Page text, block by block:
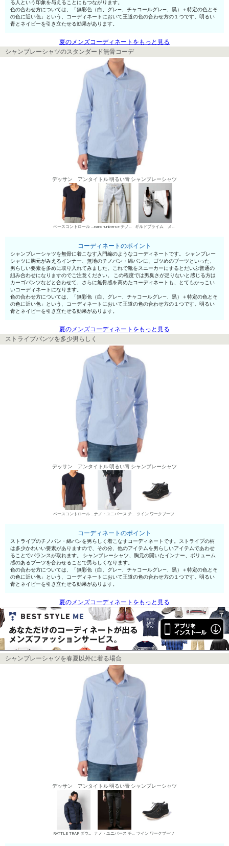
る人という印象を与えることにもつながります。
色の合わせ方については、「無彩色（白、グレ—、チャコールグレ—、黒）＋特定の色とそ
の色に近い色」という、コーディネートにおいて王道の色の合わせ方の１つです。明るい
青とネイビーを引き立たせる効果があります。
夏のメンズコーディネートをもっと見る
シャンブレーシャツのスタンダード無骨コーデ
デッサン アンタイトル 明るい青 シャンブレーシャツ
ベースコントロール UネックTシャツ nano･universe チノパン・綿パン ギルドプライム メンズ ワークブーツ
コーディネートのポイント
シャンブレーシャツを無骨に着こなす入門編のようなコーディネートです。 シャンブレー
シャツに胸元がみえるインナー、無地のチノパン・綿パンに、ゴツめのブーツといった、
男らしい要素を多めに取り入れてみました。これで靴をスニーカーにするとだいぶ普通の
組み合わせになりますのでご注意ください。 この程度では男臭さが足りないと感じる方は
カーゴパンツなどと合わせて、さらに無骨感を高めたコーディネートも、とてもかっこい
いコーディネートになります。
色の合わせ方については、「無彩色（白、グレ—、チャコールグレ—、黒）＋特定の色とそ
の色に近い色」という、コーディネートにおいて王道の色の合わせ方の１つです。明るい
青とネイビーを引き立たせる効果があります。
夏のメンズコーディネートをもっと見る
ストライプパンツを多少男らしく
デッサン アンタイトル 明るい青 シャンブレーシャツ
ベースコントロール VネックTシャツ ナノ・ユニバース チノパン・綿パン ツイン ワークブーツ
コーディネートのポイント
ストライプのチノパン・綿パンを男らしく着こなすコーディネートです。ストライプの柄
は多少かわいい要素がありますので、その分、他のアイテムを男らしいアイテムであわせ
ることでバランスが取れます。 シャンブレーシャツ、胸元の開いたインナー、ボリューム
感のあるブーツを合わせることで男らしくなります。
色の合わせ方については、「無彩色（白、グレ—、チャコールグレ—、黒）＋特定の色とそ
の色に近い色」という、コーディネートにおいて王道の色の合わせ方の１つです。明るい
青とネイビーを引き立たせる効果があります。
夏のメンズコーディネートをもっと見る
シャンブレーシャツを春夏以外に着る場合
デッサン アンタイトル 明るい青 シャンブレーシャツ
RATTLE TRAP ダウンジャケット ナノ・ユニバース チノパン・綿パン ツイン ワークブーツ